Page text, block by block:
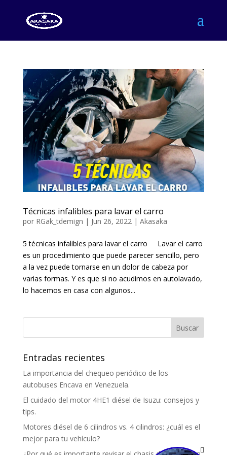
Técnicas infalibles para lavar el carro
por RGak_tdemign | Jun 26, 2022| Akasaka
5 técnicas infalibles para lavar el carro Lavar el carro
es un procedimiento que puede parecer sencillo, pero
a la vez puede tornarse en un dolor de cabeza por
varias formas. Y es que si no acudimos en autolavado,
lo hacemos en casa con algunos...
Entradas recientes
La importancia del chequeo periódico de los
autobuses Encava en Venezuela.
El cuidado del motor 4HE1 diésel de Isuzu: consejos y
tips.
Motores diésel de 6 cilindros vs. 4 cilindros: ¿cuál es el
mejor para tu vehículo?